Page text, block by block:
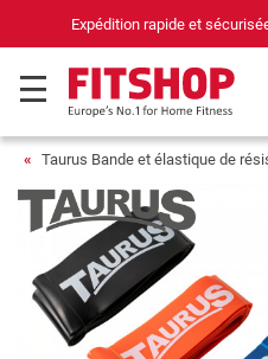
69
Taurus Bande et élastique de